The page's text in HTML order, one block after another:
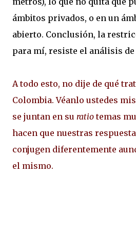
ámbitos privados, o en un
abierto. Conclusión, la
para mí, resiste el análisis
A todo esto, no dije de qué
Colombia. Véanlo ustedes
se juntan en su ratiotemas
hacen que nuestras
conjugen diferentemente
el mismo.